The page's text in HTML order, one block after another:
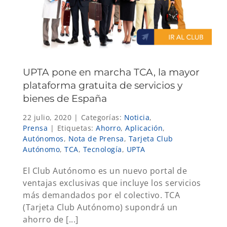
UPTA pone en marcha TCA, la mayor
plataforma gratuita de servicios y
bienes de España
22 julio, 2020 | Categorías: Noticia,
Prensa | Etiquetas: Ahorro, Aplicación,
Autónomos, Nota de Prensa, Tarjeta Club
Autónomo, TCA, Tecnología, UPTA
El Club Autónomo es un nuevo portal de
ventajas exclusivas que incluye los servicios
más demandados por el colectivo. TCA
(Tarjeta Club Autónomo) supondrá un
ahorro de [...]